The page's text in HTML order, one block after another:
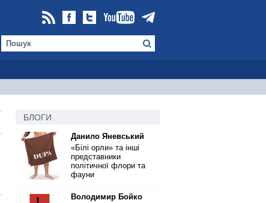
БЛОГИ
Данило Яневський
«Білі орли» та інші
представники
політичної флори та
фауни
Володимир Бойко